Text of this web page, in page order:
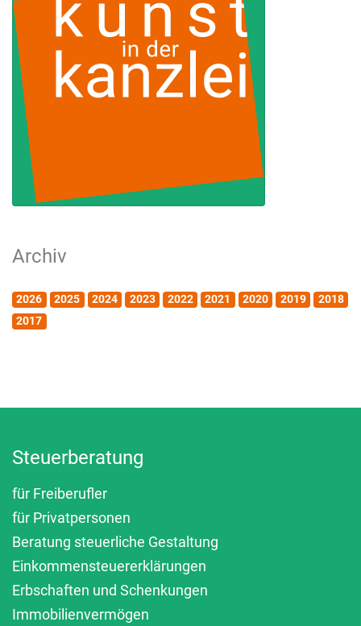
Archiv
2026 2025 2024 2023 2022 2021 2020 2019
2018
2017
Steuerberatung
für Freiberufler
für Privatpersonen
Beratung steuerliche Gestaltung
Einkommensteuererklärungen
Erbschaften und Schenkungen
Immobilienvermögen